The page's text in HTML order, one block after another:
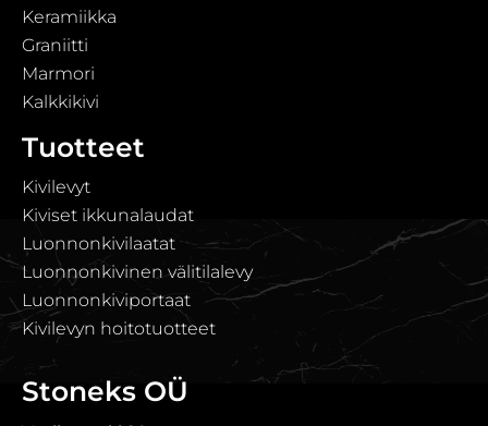
Keramiikka
Graniitti
Marmori
Kalkkikivi
Tuotteet
Kivilevyt
Kiviset ikkunalaudat
Luonnonkivilaatat
Luonnonkivinen välitilalevy
Luonnonkiviportaat
Kivilevyn hoitotuotteet
Stoneks OÜ